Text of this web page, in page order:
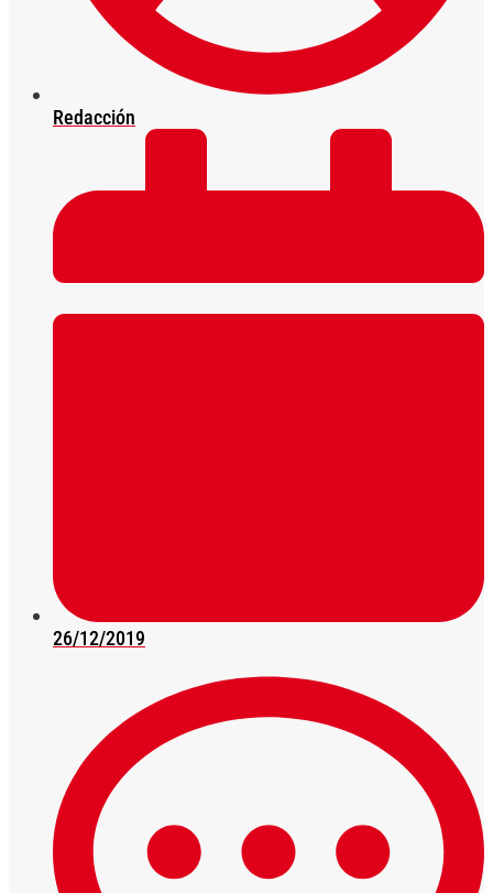
Redacción
26/12/2019